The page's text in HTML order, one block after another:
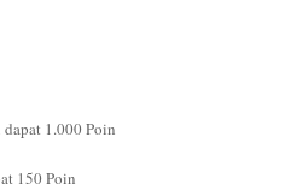
1.000 Poin
150 Poin